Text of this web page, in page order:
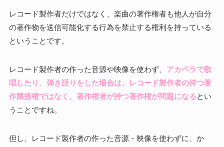
レコード製作者だけではなく、楽曲の著作権者も他人が自分
の著作物を送信可能化する行為を禁止する権利を持っている
ということです。
レコード製作者の作った音源や映像を使わず、 アカペラで歌
唱したり、弾き語りをした場合は、レコード製作者の持つ著
作隣接権ではなく、著作権者が持つ著作権が問題になるとい
うことですね。
但し、レコード製作者の作った音源・映像を使わずに、か